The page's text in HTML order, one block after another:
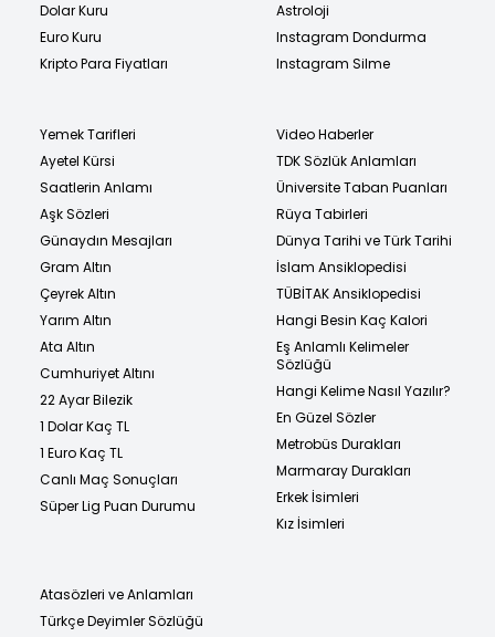
Dolar Kuru
Euro Kuru
Kripto Para Fiyatları
Astroloji
Instagram Dondurma
Instagram Silme
Yemek Tarifleri
Ayetel Kürsi
Saatlerin Anlamı
Aşk Sözleri
Günaydın Mesajları
Gram Altın
Çeyrek Altın
Yarım Altın
Ata Altın
Cumhuriyet Altını
22 Ayar Bilezik
1 Dolar Kaç TL
1 Euro Kaç TL
Canlı Maç Sonuçları
Süper Lig Puan Durumu
Video Haberler
TDK Sözlük Anlamları
Üniversite Taban Puanları
Rüya Tabirleri
Dünya Tarihi ve Türk Tarihi
İslam Ansiklopedisi
TÜBİTAK Ansiklopedisi
Hangi Besin Kaç Kalori
Eş Anlamlı Kelimeler
Sözlüğü
Hangi Kelime Nasıl Yazılır?
En Güzel Sözler
Metrobüs Durakları
Marmaray Durakları
Erkek İsimleri
Kız İsimleri
Atasözleri ve Anlamları
Türkçe Deyimler Sözlüğü